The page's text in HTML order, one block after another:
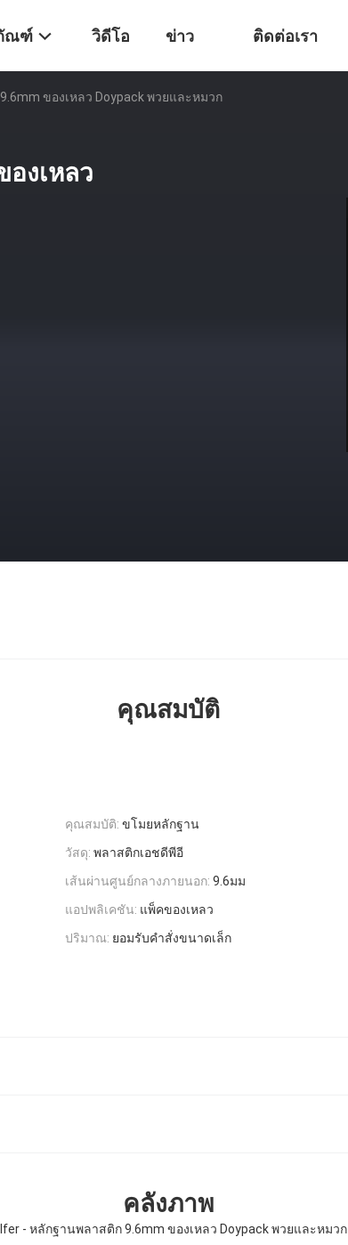
ณฑ์ วิดีโอ ข่าว ติดต่อเรา
ของเหลว Doypack พวยและหมวก
งเหลว
คุณสมบัติ
คุณสมบัติ: ขโมยหลักฐาน
วัสดุ: พลาสติกเอชดีพีอี
เส้นผ่านศูนย์กลางภายนอก: 9.6มม
แอปพลิเคชัน: แพ็คของเหลว
ปริมาณ: ยอมรับคำสั่งขนาดเล็ก
คลังภาพ
- หลักฐานพลาสติก 9.6mm ของเหลว Doypack พวยและหมวก